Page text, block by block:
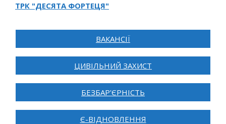
ТРК "ДЕСЯТА ФОРТЕЦЯ"
ВАКАНСІЇ
ЦИВІЛЬНИЙ ЗАХИСТ
БЕЗБАР'ЄРНІСТЬ
Є-ВІДНОВЛЕННЯ